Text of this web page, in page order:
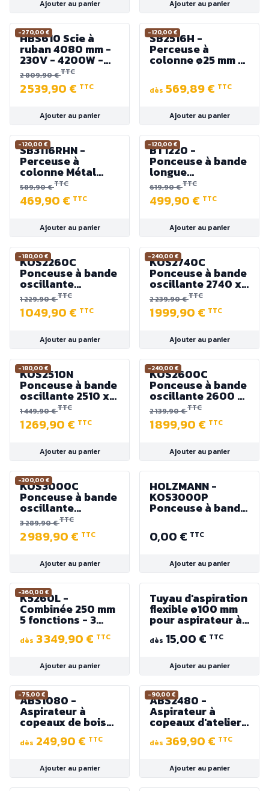
Ajouter au panier Ajouter au panier
-270,00 €
HBS610 Scie à
ruban 4080 mm -
230V - 4200W -
Hauteur et largeur
coupe max. 310 /
545 mm
2 809,90 €TTC
2 539,90 € TTC
Ajouter au panier
-120,00 €
SB2516H -
Perceuse à
colonne ø25 mm -
1100W Col de
cygne 215 mm
dès 569,89 € TTC
Ajouter au panier
-120,00 €
SB3116RHN -
Perceuse à
colonne Métal
Radiale - 230V -
900W ø16mm
589,90 €TTC
469,90 € TTC
Ajouter au panier
-120,00 €
BT1220 -
Ponceuse à bande
longue
(1220x150mm) et à
disque (ø228mm)
750W - 230V
619,90 €TTC
499,90 € TTC
Ajouter au panier
-180,00 €
KOS2260C
Ponceuse à bande
oscillante
2260x150 mm -
230V 1500W
1 229,90 €TTC
1 049,90 € TTC
Ajouter au panier
-240,00 €
KOS2740C
Ponceuse à bande
oscillante 2740 x
150 mm 230V
3000W
2 239,90 €TTC
1 999,90 € TTC
Ajouter au panier
-180,00 €
KOS2510N
Ponceuse à bande
oscillante 2510 x
150 mm 230V
1500W
1 449,90 €TTC
1 269,90 € TTC
Ajouter au panier
-240,00 €
KOS2600C
Ponceuse à bande
oscillante 2600 x
150 mm 400V -
4200W
2 139,90 €TTC
1 899,90 € TTC
Ajouter au panier
-300,00 €
KOS3000C
Ponceuse à bande
oscillante
3000x200mm -
400V 3000W (S1)
3 289,90 €TTC
2 989,90 € TTC
Ajouter au panier
HOLZMANN -
KOS3000P
Ponceuse à bande
3000x200mm
400V - 3000W
0,00 € TTC
Ajouter au panier
-360,00 €
K5260L -
Combinée 250 mm
5 fonctions - 3
moteurs - 230V ou
400V
dès 3 349,90 € TTC
Ajouter au panier
Tuyau d'aspiration
flexible ø100 mm
pour aspirateur à
copeaux (vendu
au mètre)
dès 15,00 € TTC
Ajouter au panier
-75,00 €
ABS1080 -
Aspirateur à
copeaux de bois
100L 230V ou
400V - 750 W +
2,4 m Ø100 mm
dès 249,90 € TTC
Ajouter au panier
-90,00 €
ABS2480 -
Aspirateur à
copeaux d'atelier
300L 2480 m³/h -
230V ou 400V -
dès 369,90 € TTC
Ajouter au panier